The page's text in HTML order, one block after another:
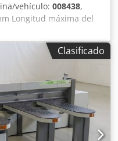
vehículo: 008438,
Longitud máxima del
Máxima proyección
de pinzas de sujeción:
Clasificado